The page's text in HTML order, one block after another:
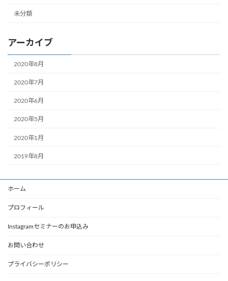
未分類
アーカイブ
2020年8月
2020年7月
2020年6月
2020年5月
2020年1月
2019年8月
ホーム
プロフィール
Instagramセミナーのお申込み
お問い合わせ
プライバシーポリシー